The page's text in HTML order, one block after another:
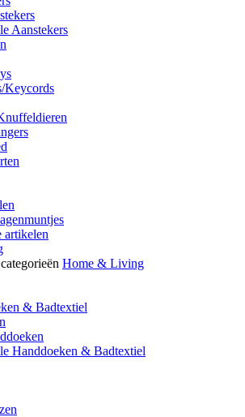
Aanstekers
Keycords
artikelen
Home & Living
& Badtextiel
Handdoeken & Badtextiel